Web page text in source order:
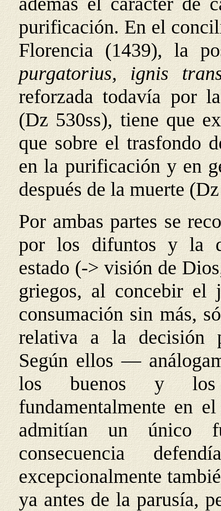
purificación. En el
Florencia (1439), la
purgatorius, ignis
reforzada todavía por
(Dz 530ss), tiene que
que sobre el trasfondo
en la purificación y en
después de la muerte
Por ambas partes se
por los difuntos y la
estado (-> visión de
griegos, al concebir el
consumación sin más,
relativa a la decisión
Según ellos —
los buenos y los
fundamentalmente en
admitían un único
consecuencia
excepcionalmente
ya antes de la parusía,